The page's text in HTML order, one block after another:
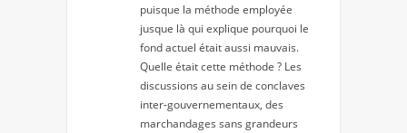
puisque la méthode employée
jusque là qui explique pourquoi le
fond actuel était aussi mauvais.
Quelle était cette méthode ? Les
discussions au sein de conclaves
inter-gouvernementaux, des
marchandages sans grandeurs